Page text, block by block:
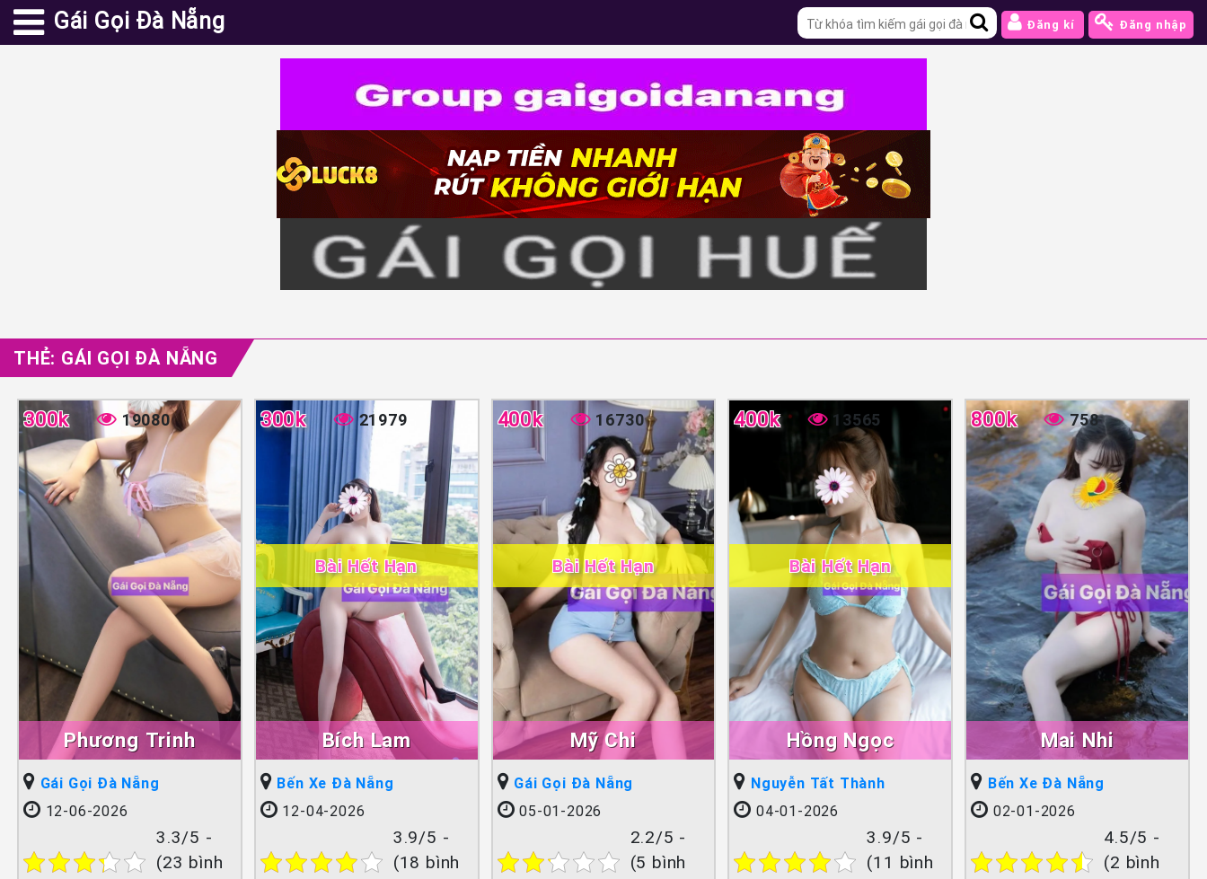
Gái Gọi Đà Nẵng Đăng kí Đăng nhập
THẺ: GÁI GỌI ĐÀ NẴNG
Phương Trinh
300k 19080
Gái Gọi Đà Nẵng
12-06-2026
3.3/5 -
(23 bình
Bích Lam
300k 21979
Bài Hết Hạn
Bến Xe Đà Nẵng
12-04-2026
3.9/5 -
(18 bình
Mỹ Chi
400k 16730
Bài Hết Hạn
Gái Gọi Đà Nẵng
05-01-2026
2.2/5 -
(5 bình
Hồng Ngọc
400k 13565
Bài Hết Hạn
Nguyễn Tất Thành
04-01-2026
3.9/5 -
(11 bình
Mai Nhi
800k 758
Bến Xe Đà Nẵng
02-01-2026
4.5/5 -
(2 bình